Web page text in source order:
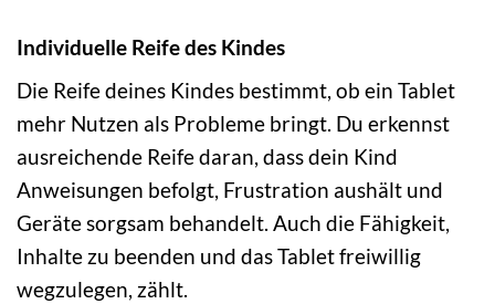
Individuelle Reife des Kindes
Die Reife deines Kindes bestimmt, ob ein Tablet
mehr Nutzen als Probleme bringt. Du erkennst
ausreichende Reife daran, dass dein Kind
Anweisungen befolgt, Frustration aushält und
Geräte sorgsam behandelt. Auch die Fähigkeit,
Inhalte zu beenden und das Tablet freiwillig
wegzulegen, zählt.